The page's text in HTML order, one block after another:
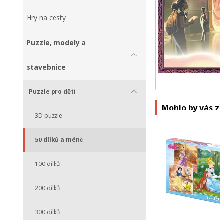
Hry na cesty
Puzzle, modely a
stavebnice
Puzzle pro děti
3D puzzle
50 dílků a méně
100 dílků
200 dílků
300 dílků
Mohlo by vás